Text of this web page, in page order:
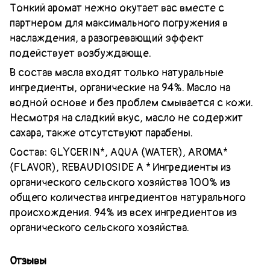
Тонкий аромат нежно окутает вас вместе с
партнером для максимального погружения в
наслаждения, а разогревающий эффект
подействует возбуждающе.
В состав масла входят только натуральные
ингредиенты, органические на 94%. Масло на
водной основе и без проблем смывается с кожи.
Несмотря на сладкий вкус, масло не содержит
сахара, также отсутствуют парабены.
Состав: GLYCERIN*, AQUA (WATER), AROMA*
(FLAVOR), REBAUDIOSIDE A * Ингредиенты из
органического сельского хозяйства 100% из
общего количества ингредиентов натурального
происхождения. 94% из всех ингредиентов из
органического сельского хозяйства.
Отзывы